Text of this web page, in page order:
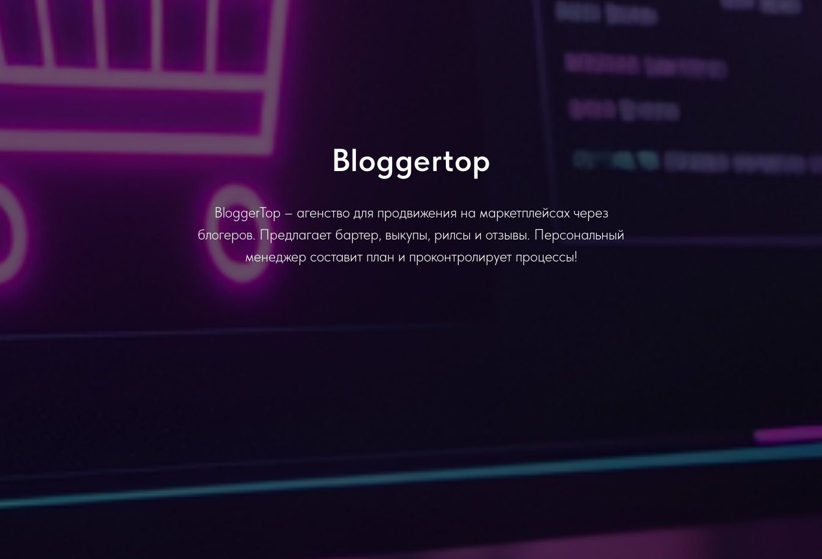
Bloggertop
BloggerTop – агенство для продвижения на маркетплейсах через
блогеров. Предлагает бартер, выкупы, рилсы и отзывы. Персональный
менеджер составит план и проконтролирует процессы!